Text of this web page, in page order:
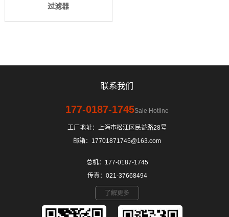
过滤器
联系我们
177-0187-1745Sale Hotline
工厂地址：上海市松江区民益路28号
邮箱：17701871745@163.com
总机：177-0187-1745
传真：021-37668494
了解更多